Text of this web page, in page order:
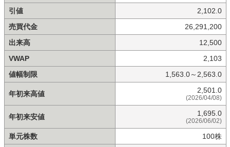
引値
2,102.0
売買代金
26,291,200
出来高
12,500
VWAP
2,103
値幅制限
1,563.0～2,563.0
年初来高値 2,501.0
(2026/04/08)
年初来安値 1,695.0
(2026/06/02)
単元株数
100株